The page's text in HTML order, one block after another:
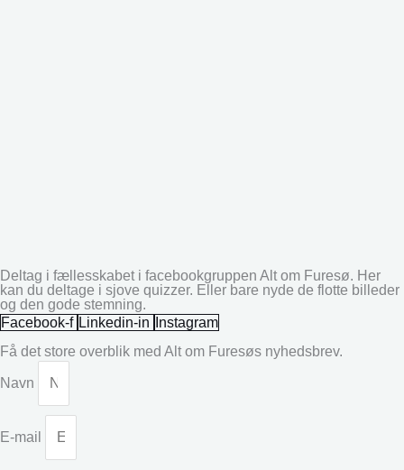
Deltag i fællesskabet i facebookgruppen Alt om Furesø. Her
kan du deltage i sjove quizzer. Eller bare nyde de flotte billeder
og den gode stemning.
Facebook-f Linkedin-in
Instagram
Få det store overblik med Alt om Furesøs nyhedsbrev.
Navn
E-mail